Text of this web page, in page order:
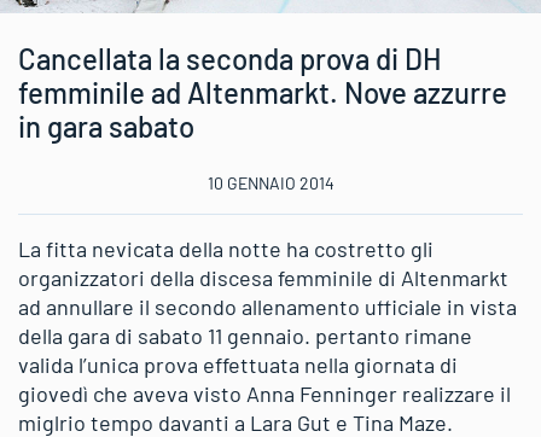
Cancellata la seconda prova di DH
femminile ad Altenmarkt. Nove azzurre
in gara sabato
10 GENNAIO 2014
La fitta nevicata della notte ha costretto gli
organizzatori della discesa femminile di Altenmarkt
ad annullare il secondo allenamento ufficiale in vista
della gara di sabato 11 gennaio. pertanto rimane
valida l’unica prova effettuata nella giornata di
giovedì che aveva visto Anna Fenninger realizzare il
miglrio tempo davanti a Lara Gut e Tina Maze.